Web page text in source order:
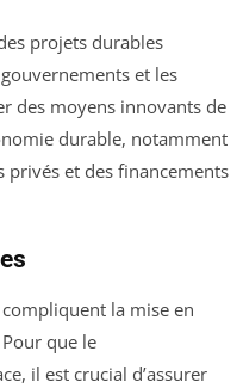
projets durables
et les
des moyens innovants de
durable, notamment
et des financements
la mise en
que le
il est crucial d’assurer